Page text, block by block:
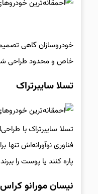
خودروسازان گاهی
خاص و محدود طراحی
تسلا سایبرتراک
تسلا سایبرتراک با
فناوری نوآورانه‌اش
پاره کنند یا پوست را
نیسان مورانو کراس